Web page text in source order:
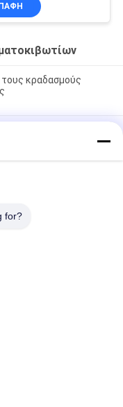
κραδασμούς
προτερημάτων
λουκέτων ΠΣΤ
κλειδαριά
for?